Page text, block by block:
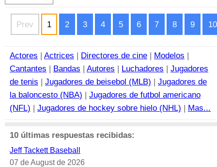
Prev 1 2 3 4 5 6 7 8 9 10
Actores | Actrices | Directores de cine | Modelos |
Cantantes | Bandas | Autores | Luchadores | Jugadores
de tenis | Jugadores de beisebol (MLB) | Jugadores de
la baloncesto (NBA) | Jugadores de futbol americano
(NFL) | Jugadores de hockey sobre hielo (NHL) | Mas...
10 últimas respuestas recibidas:
Jeff Tackett Baseball
07 de August de 2026